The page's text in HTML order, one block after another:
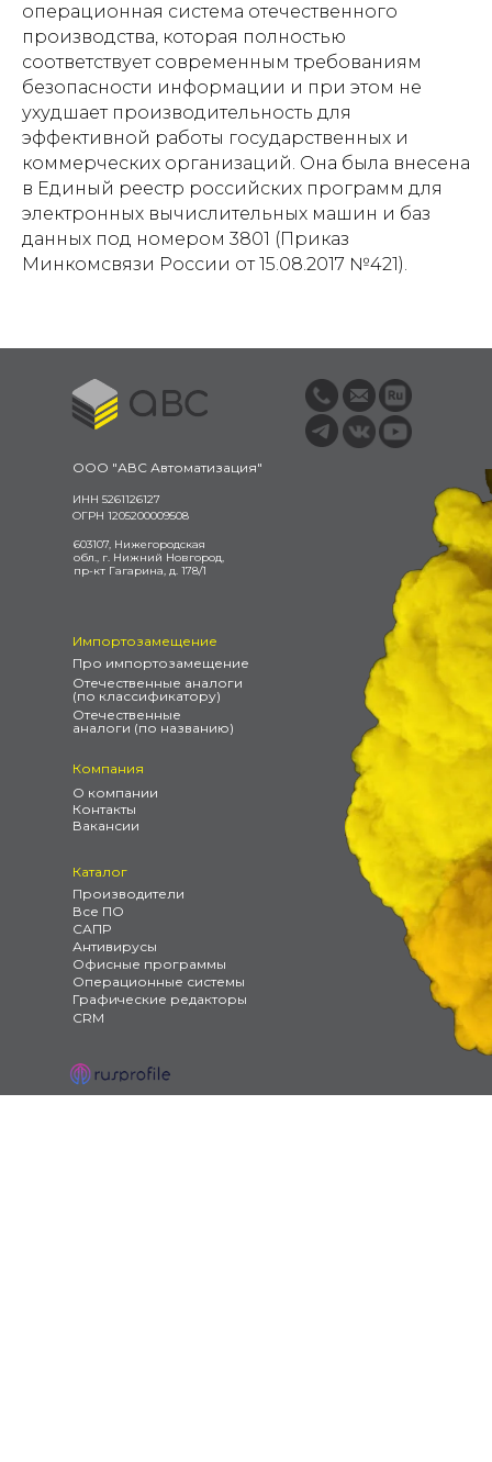
операционная система отечественного
производства, которая полностью
соответствует современным требованиям
безопасности информации и при этом не
ухудшает производительность для
эффективной работы государственных и
коммерческих организаций. Она была внесена
в Единый реестр российских программ для
электронных вычислительных машин и баз
данных под номером 3801 (Приказ
Минкомсвязи России от 15.08.2017 №421).
ИНН 5261126127
ОГРН 1205200009508
ООО "АВС Автоматизация"
603107, Нижегородская
обл., г. Нижний Новгород,
пр-кт Гагарина, д. 178/1
Все ПО
Производители
Антивирусы
Офисные программы
Каталог
Операционные системы
САПР
Графические редакторы
Отечественные
аналоги (по названию)
Про импортозамещение
Импортозамещение
Отечественные аналоги
(по классификатору)
Контакты
О компании
Компания
Вакансии
CRM